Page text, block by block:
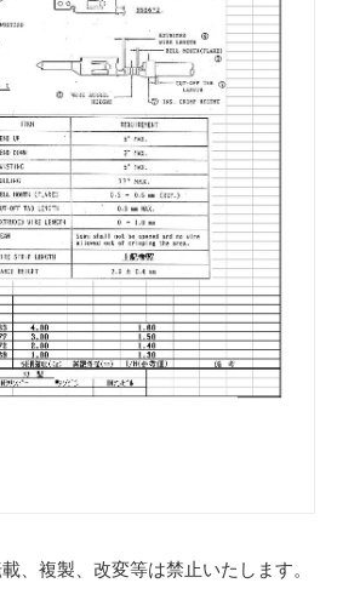
、複製、改変等は禁止いたします。